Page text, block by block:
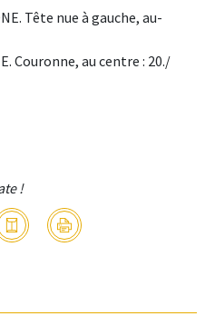
Tête nue à gauche, au-
Couronne, au centre : 20./
!